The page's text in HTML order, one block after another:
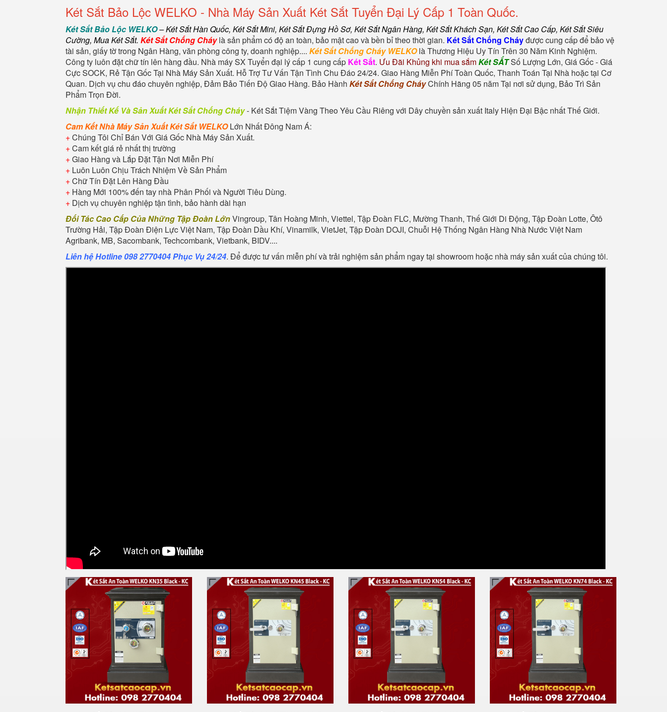
Két Sắt Bảo Lộc WELKO - Nhà Máy Sản Xuất Két Sắt Tuyển Đại Lý Cấp 1 Toàn Quốc.
Két Sắt Bảo Lộc WELKO–Két Sắt Hàn Quốc, Két Sắt Mini, Két Sắt Đựng Hồ Sơ, Két Sắt Ngân Hàng, Két Sắt Khách Sạn, Két Sắt Cao Cấp, Két Sắt Siêu
Cường, Mua Két Sắt. Két Sắt Chống Cháylà sản phẩm có độ an toàn, bảo mật cao và bền bỉ theo thời gian. Két Sắt Chống Cháyđược cung cấp để bảo vệ
tài sản, giấy tờ trong Ngân Hàng, văn phòng công ty, doanh nghiệp.... Két Sắt Chống Cháy WELKOlà Thương Hiệu Uy Tín Trên 30 Năm Kinh Nghiệm.
Công ty luôn đặt chữ tín lên hàng đầu. Nhà máy SX Tuyển đại lý cấp 1 cung cấp Két Sắt. Ưu Đãi Khủng khi mua sắmKét SẮTSố Lượng Lớn, Giá Gốc - Giá
Cực SOCK, Rẻ Tận Gốc Tại Nhà Máy Sản Xuất. Hỗ Trợ Tư Vấn Tận Tình Chu Đáo 24/24. Giao Hàng Miễn Phí Toàn Quốc, Thanh Toán Tại Nhà hoặc tại Cơ
Quan. Dịch vụ chu đáo chuyên nghiệp, Đảm Bảo Tiến Độ Giao Hàng. Bảo Hành Két Sắt Chống CháyChính Hãng 05 năm Tại nơi sử dụng, Bảo Trì Sản
Phẩm Trọn Đời.
Nhận Thiết Kế Và Sản Xuất Két Sắt Chống Cháy- Két Sắt Tiệm Vàng Theo Yêu Cầu Riêng với Dây chuyền sản xuất Italy Hiện Đại Bậc nhất Thế Giới.
Cam Kết Nhà Máy Sản Xuất Két Sắt WELKOLớn Nhất Đông Nam Á:
+Chúng Tôi Chỉ Bán Với Giá Gốc Nhà Máy Sản Xuất.
+Cam kết giá rẻ nhất thị trường
+Giao Hàng và Lắp Đặt Tận Nơi Miễn Phí
+ Luôn Luôn Chịu Trách Nhiệm Về Sản Phẩm
+Chữ Tín Đặt Lên Hàng Đầu
+ Hàng Mới 100% đến tay nhà Phân Phối và Người Tiêu Dùng.
+ Dịch vụ chuyên nghiệp tận tình, bảo hành dài hạn
Đối Tác Cao Cấp Của Những Tập Đoàn LớnVingroup, Tân Hoàng Minh, Viettel, Tập Đoàn FLC, Mường Thanh, Thế Giới Di Động, Tập Đoàn Lotte, Ôtô
Trường Hải, Tập Đoàn Điện Lực Việt Nam, Tập Đoàn Dầu Khí, Vinamilk, VietJet, Tập Đoàn DOJI, Chuỗi Hệ Thống Ngân Hàng Nhà Nước Việt Nam
Agribank, MB, Sacombank, Techcombank, Vietbank, BIDV....
Liên hệ Hotline 098 2770404 Phục Vụ 24/24. Để được tư vấn miễn phí và trải nghiệm sản phẩm ngay tại showroom hoặc nhà máy sản xuất của chúng tôi.